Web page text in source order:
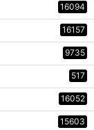
16094
16157
9735
517
16052
15603